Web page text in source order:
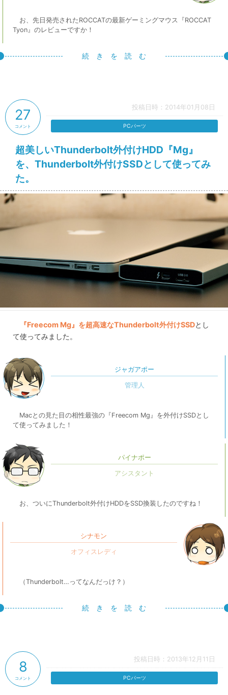
お、先日発売されたROCCATの最新ゲーミングマウス『ROCCAT
Tyon』のレビューですか！
続 き を 読 む
投稿日時：2014年01月08日
超美しいThunderbolt外付けHDD『Mg』
を、Thunderbolt外付けSSDとして使ってみ
た。
27
コメント PCパーツ
『Freecom Mg』を超高速なThunderbolt外付けSSDとし
て使ってみました。
ジャガアポー
Macとの見た目の相性最強の『Freecom Mg』を外付けSSDとし
て使ってみました！
パイナポー
お、ついにThunderbolt外付けHDDをSSD換装したのですね！
シナモン
（Thunderbolt…ってなんだっけ？）
続 き を 読 む
投稿日時：2013年12月11日
8
コメント PCパーツ